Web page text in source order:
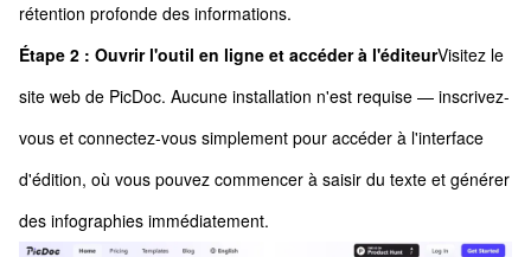
rétention profonde des informations.
Étape 2 : Ouvrir l'outil en ligne et accéder à l'éditeurVisitez le
site web de PicDoc. Aucune installation n'est requise — inscrivez-
vous et connectez-vous simplement pour accéder à l'interface
d'édition, où vous pouvez commencer à saisir du texte et générer
des infographies immédiatement.